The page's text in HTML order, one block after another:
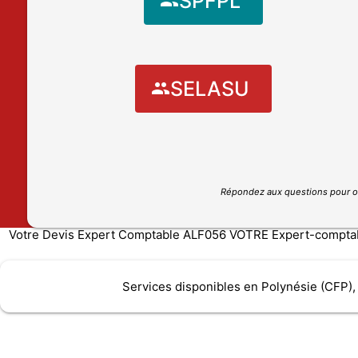
SELASU
Répondez aux questions pour
Votre Devis Expert Comptable ALF056 VOTRE Expert-
Services disponibles en Polynésie